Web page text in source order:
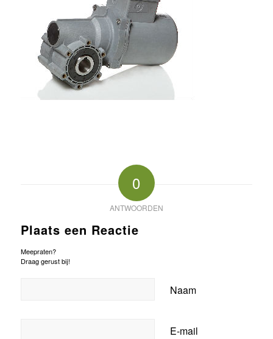
0
ANTWOORDEN
Plaats een Reactie
Meepraten?
Draag gerust bij!
Naam
E-mail